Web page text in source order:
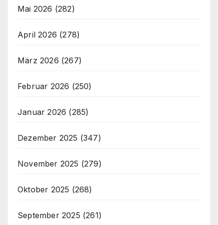
Mai 2026 (282)
April 2026 (278)
März 2026 (267)
Februar 2026 (250)
Januar 2026 (285)
Dezember 2025 (347)
November 2025 (279)
Oktober 2025 (268)
September 2025 (261)